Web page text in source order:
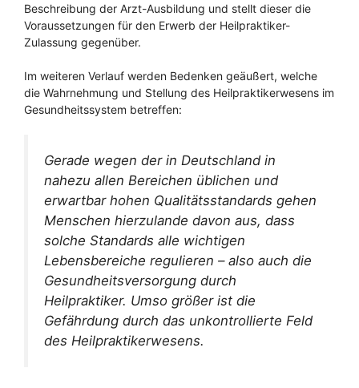
Beschreibung der Arzt-Ausbildung und stellt dieser die
Voraussetzungen für den Erwerb der Heilpraktiker-
Zulassung gegenüber.
Im weiteren Verlauf werden Bedenken geäußert, welche
die Wahrnehmung und Stellung des Heilpraktikerwesens im
Gesundheitssystem betreffen:
Gerade wegen der in Deutschland in
nahezu allen Bereichen üblichen und
erwartbar hohen Qualitätsstandards gehen
Menschen hierzulande davon aus, dass
solche Standards alle wichtigen
Lebensbereiche regulieren – also auch die
Gesundheitsversorgung durch
Heilpraktiker. Umso größer ist die
Gefährdung durch das unkontrollierte Feld
des Heilpraktikerwesens.